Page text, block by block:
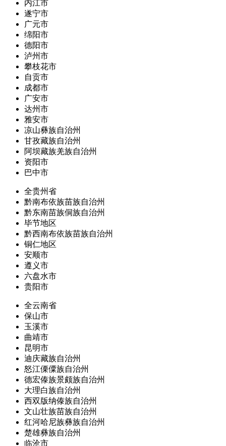
内江市
遂宁市
广元市
绵阳市
德阳市
泸州市
攀枝花市
自贡市
成都市
广安市
达州市
雅安市
凉山彝族自治州
甘孜藏族自治州
阿坝藏族羌族自治州
资阳市
巴中市
全贵州省
黔南布依族苗族自治州
黔东南苗族侗族自治州
毕节地区
黔西南布依族苗族自治州
铜仁地区
安顺市
遵义市
六盘水市
贵阳市
全云南省
保山市
玉溪市
曲靖市
昆明市
迪庆藏族自治州
怒江傈僳族自治州
德宏傣族景颇族自治州
大理白族自治州
西双版纳傣族自治州
文山壮族苗族自治州
红河哈尼族彝族自治州
楚雄彝族自治州
临沧市